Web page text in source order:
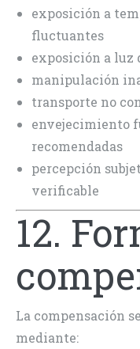
exposición a
fluctuantes
exposición a luz
manipulación
transporte no
envejecimiento
recomendadas
percepción
verificable
12.
La compensación
mediante: